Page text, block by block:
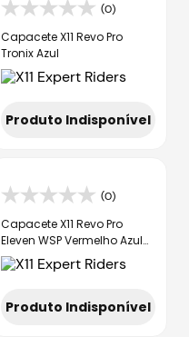
(0)
Capacete X11 Revo Pro
Tronix Azul
Produto Indisponível
(0)
Capacete X11 Revo Pro
Eleven WSP Vermelho Azul
Brilhante
Produto Indisponível